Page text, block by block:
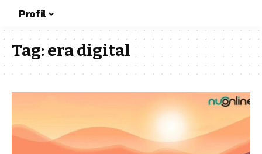
Profil
Tag:era digital